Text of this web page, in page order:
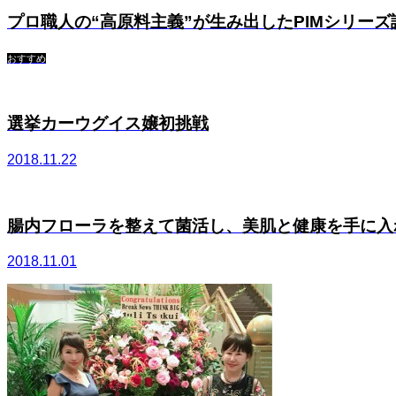
プロ職人の“高原料主義”が生み出したPIMシリーズ
おすすめ
選挙カーウグイス嬢初挑戦
2018.11.22
腸内フローラを整えて菌活し、美肌と健康を手に
2018.11.01